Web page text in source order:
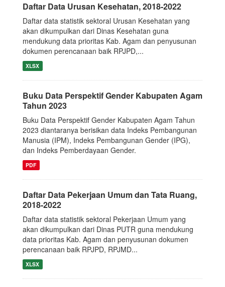
Daftar Data Urusan Kesehatan, 2018-2022
Daftar data statistik sektoral Urusan Kesehatan yang
akan dikumpulkan dari Dinas Kesehatan guna
mendukung data prioritas Kab. Agam dan penyusunan
dokumen perencanaan baik RPJPD,...
XLSX
Buku Data Perspektif Gender Kabupaten Agam
Tahun 2023
Buku Data Perspektif Gender Kabupaten Agam Tahun
2023 diantaranya berisikan data Indeks Pembangunan
Manusia (IPM), Indeks Pembangunan Gender (IPG),
dan Indeks Pemberdayaan Gender.
PDF
Daftar Data Pekerjaan Umum dan Tata Ruang,
2018-2022
Daftar data statistik sektoral Pekerjaan Umum yang
akan dikumpulkan dari Dinas PUTR guna mendukung
data prioritas Kab. Agam dan penyusunan dokumen
perencanaan baik RPJPD, RPJMD...
XLSX